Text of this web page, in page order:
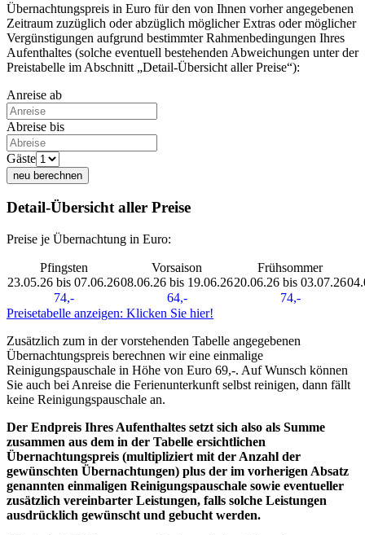
Übernachtungspreis in Euro für den von Ihnen vorher angegebenen
Zeitraum zuzüglich oder abzüglich möglicher Extras oder möglicher
Vergünstigungen aufgrund bestimmter Rahmenbedingungen Ihres
Aufenthaltes (solche eventuell bestehenden Abweichungen unter der
Preistabelle im Abschnitt „Detail-Übersicht aller Preise“):
Anreise ab
Abreise bis
Gäste
neu berechnen
Detail-Übersicht aller Preise
Preise je Übernachtung in Euro:
Pfingsten
23.05.26 bis 07.06.26
Vorsaison
08.06.26 bis 19.06.26
Frühsommer
20.06.26 bis 03.07.26
74,-
64,-
74,-
Preisetabelle anzeigen: Klicken Sie hier!
Zusätzlich zum in der vorstehenden Tabelle angegebenen
Übernachtungspreis berechnen wir eine einmalige
Reinigungspauschale in Höhe von Euro 69,-. Auf Wunsch können
Sie auch bei Anreise die Ferienunterkunft selbst reinigen, dann fällt
keine Reinigungspauschale an.
Der Endpreis Ihres Aufenthaltes setzt sich also als Summe
zusammen aus dem in der Tabelle ersichtlichen
Übernachtungspreis (multipliziert mit der Anzahl der
gewünschten Übernachtungen) plus der im vorherigen Absatz
genannten einmaligen Reinigungspauschale sowie eventueller
zusätzlich vereinbarter Leistungen, falls solche Leistungen
ausdrücklich gewünscht und gebucht werden.